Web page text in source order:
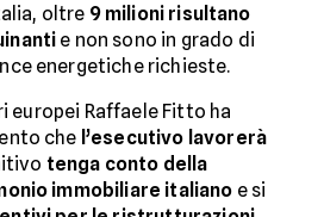
oltre 9 milioni risultano
e non sono in grado di
energetiche richieste.
europei Raffaele Fitto ha
che l’esecutivo lavorerà
tenga conto della
immobiliare italiano e si